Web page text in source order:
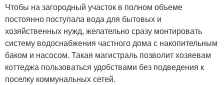
Чтобы на загородный участок в полном объеме
постоянно поступала вода для бытовых и
хозяйственных нужд, желательно сразу монтировать
систему водоснабжения частного дома с накопительным
баком и насосом. Такая магистраль позволит хозяевам
коттеджа пользоваться удобствами без подведения к
поселку коммунальных сетей.